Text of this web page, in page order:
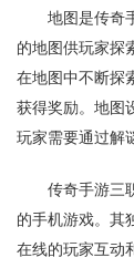
地图是传奇
的地图供玩家探
在地图中不断探
获得奖励。地图
玩家需要通过解
传奇手游三
的手机游戏。其
在线的玩家互动